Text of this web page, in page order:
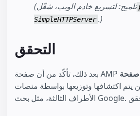
(تلميح: لتسريع خادم الويب، شغّل
SimpleHTTPServer .)
التحقق
بعد ذلك، تأكّد من أن صفحة AMP صفحة AMP صالحة
يتم اكتشافها وتوزيعها بواسطة منصات